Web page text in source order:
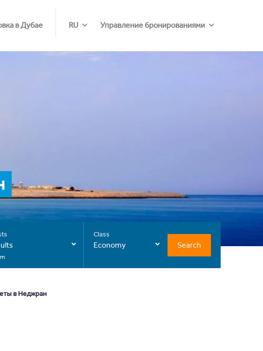
в Дубае RU Управление бронированиями
Class
Economy Search
в Неджран